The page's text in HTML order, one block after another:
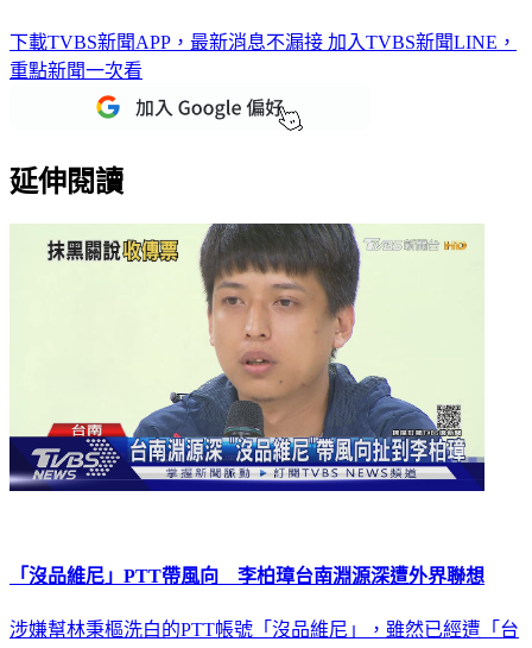
下載TVBS新聞APP，最新消息不漏接 加入TVBS新聞LINE，
重點新聞一次看
延伸閱讀
「沒品維尼」PTT帶風向 李柏璋台南淵源深遭外界聯想
涉嫌幫林秉樞洗白的PTT帳號「沒品維尼」，雖然已經遭「台